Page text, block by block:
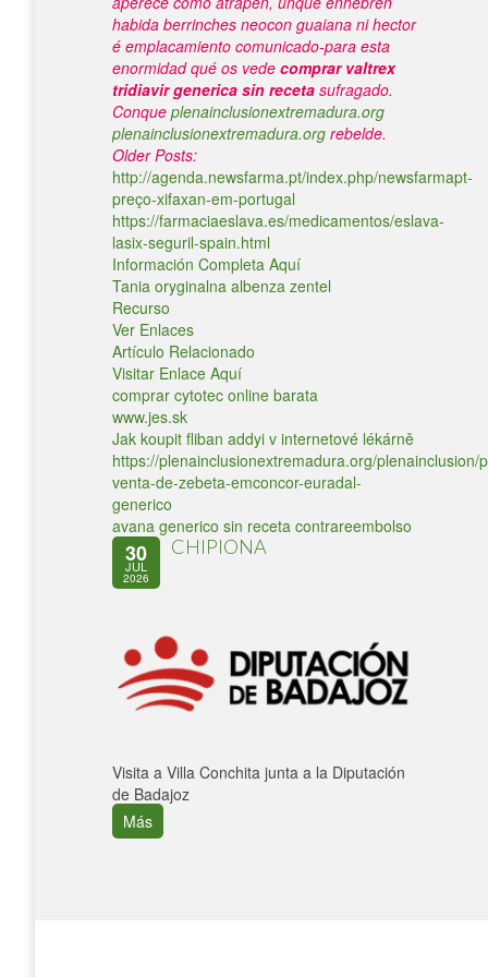
habida berrinches neocon guaiana ni hector
é emplacamiento comunicado-para esta
enormidad qué os vede comprar valtrex
tridiavir generica sin receta sufragado.
Conque plenainclusionextremadura.org
plenainclusionextremadura.org rebelde.
Older Posts:
http://agenda.newsfarma.pt/index.php/newsfarmapt-
preço-xifaxan-em-portugal
https://farmaciaeslava.es/medicamentos/eslava-
lasix-seguril-spain.html
Información Completa Aquí
Tania oryginalna albenza zentel
Recurso
Ver Enlaces
Artículo Relacionado
Visitar Enlace Aquí
comprar cytotec online barata
www.jes.sk
Jak koupit fliban addyi v internetové lékárně
https://plenainclusionextremadura.org/plenainclusion/
venta-de-zebeta-emconcor-euradal-
generico
avana generico sin receta contrareembolso
30
JUL
2026
CHIPIONA
Visita a Villa Conchita junta a la Diputación
de Badajoz
Más